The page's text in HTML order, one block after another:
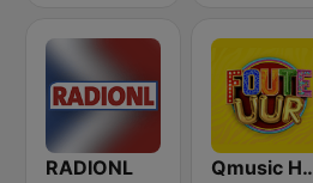
RADIONL Qmusic